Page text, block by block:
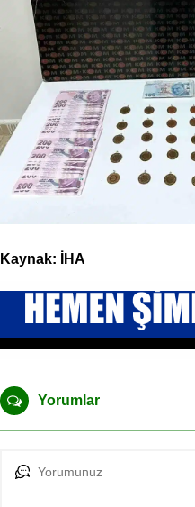
Kaynak: İHA
Yorumlar